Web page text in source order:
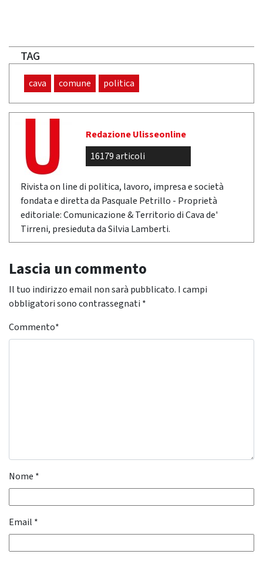
TAG
cava comune politica
Redazione Ulisseonline
16179 articoli
Rivista on line di politica, lavoro, impresa e società
fondata e diretta da Pasquale Petrillo - Proprietà
editoriale: Comunicazione & Territorio di Cava de'
Tirreni, presieduta da Silvia Lamberti.
Lascia un commento
Il tuo indirizzo email non sarà pubblicato. I campi
obbligatori sono contrassegnati *
Commento*
Nome *
Email *